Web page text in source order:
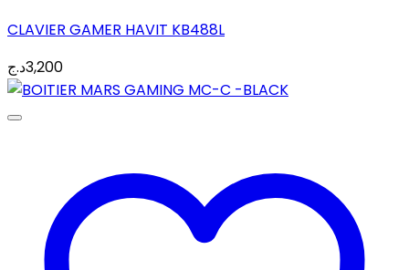
CLAVIER GAMER HAVIT KB488L
3,200د.ج